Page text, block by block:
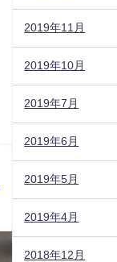
2019年11月
2019年10月
2019年7月
2019年6月
2019年5月
2019年4月
2018年12月